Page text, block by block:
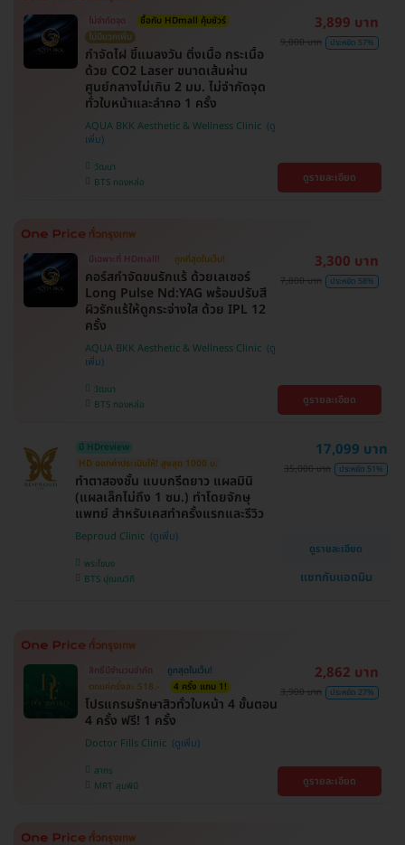
ไม่จำกัดจุด
ซื้อกับ HDmall คุ้มชัวร์
ไม่มีบวกเพิ่ม
กำจัดไฝ ขี้แมลงวัน ติ่งเนื้อ กระเนื้อ
ด้วย CO2 Laser ขนาดเส้นผ่าน
ศูนย์กลางไม่เกิน 2 มม. ไม่จำกัดจุด
ทั่วใบหน้าและลำคอ 1 ครั้ง
AQUA BKK Aesthetic & Wellness Clinic
วัฒนา
BTS ทองหล่อ
3,899 บาท
9,000 บาท ประหยัด 57%
ดูรายละเอียด
มีเฉพาะที่ HDmall! ถูกที่สุดในเว็บ!
คอร์สกำจัดขนรักแร้ ด้วยเลเซอร์
Long Pulse Nd:YAG พร้อมปรับสี
ผิวรักแร้ให้ดูกระจ่างใส ด้วย IPL 12
ครั้ง
AQUA BKK Aesthetic & Wellness Clinic
วัฒนา
BTS ทองหล่อ
3,300 บาท
7,800 บาท ประหยัด 58%
ดูรายละเอียด
มี HDreview
HD ออกค่าประเมินให้! สูงสุด 1000 บ.
ทำตาสองชั้น แบบกรีดยาว แผลมินิ
(แผลเล็กไม่ถึง 1 ซม.) ทำโดยจักษุ
แพทย์ สำหรับเคสทำครั้งแรกและรีวิว
Beproud Clinic
พระโขนง
BTS ปุณณวิถี
17,099 บาท
35,000 บาท ประหยัด 51%
ดูรายละเอียด
แชทกับแอดมิน
สิทธิ์มีจำนวนจำกัด
ถูกสุดในเว็บ!
ตกแค่ครั้งละ 518.-
4 ครั้ง แถม 1!
โปรแกรมรักษาสิวทั่วใบหน้า 4 ขั้นตอน
4 ครั้ง ฟรี! 1 ครั้ง
Doctor Fills Clinic
สาทร
MRT ลุมพินี
2,862 บาท
3,900 บาท ประหยัด 27%
ดูรายละเอียด